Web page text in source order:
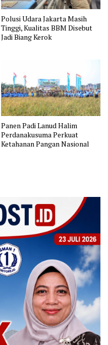
Polusi Udara Jakarta Masih
Tinggi, Kualitas BBM Disebut
Jadi Biang Kerok
Panen Padi Lanud Halim
Perdanakusuma Perkuat
Ketahanan Pangan Nasional